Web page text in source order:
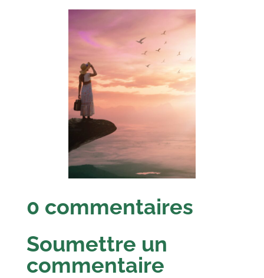
0 commentaires
Soumettre un
commentaire